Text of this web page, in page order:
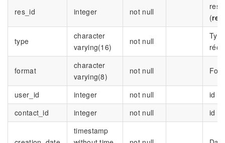
res_id integer not null
(
type
character
varying(16)
not null
format
character
varying(8)
not null
user_id integer not null
id
contact_id
integer not null id
timestamp